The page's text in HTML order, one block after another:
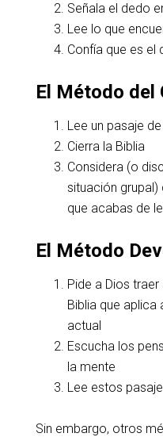
Señala el dedo
Lee lo que
Confía que es el
El Método del
Lee un pasaje
Cierra la Biblia
Considera (o
situación
que acabas de
El Método
Pide a Dios
Biblia que
actual
Escucha los
la mente
Lee estos
Sin embargo, otros